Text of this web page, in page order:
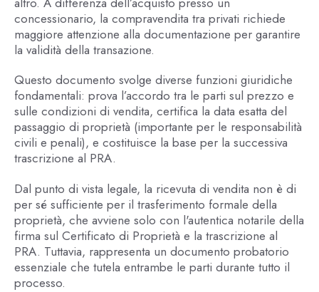
concessionario, la compravendita tra privati richiede
maggiore attenzione alla documentazione per garantire
la validità della transazione.
Questo documento svolge diverse funzioni giuridiche
fondamentali: prova l’accordo tra le parti sul prezzo e
sulle condizioni di vendita, certifica la data esatta del
passaggio di proprietà (importante per le responsabilità
civili e penali), e costituisce la base per la successiva
trascrizione al PRA.
Dal punto di vista legale, la ricevuta di vendita non è di
per sé sufficiente per il trasferimento formale della
proprietà, che avviene solo con l'autentica notarile della
firma sul Certificato di Proprietà e la trascrizione al
PRA. Tuttavia, rappresenta un documento probatorio
essenziale che tutela entrambe le parti durante tutto il
processo.